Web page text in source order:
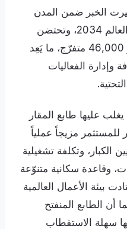
الخبر ضمن المدن
المستضيفة لبطولة كأس العالم 2034، وتحتضن
استاد أرامكو بسعة تتجاوز 46,000 متفرّج، ما يَعِد
الفعاليات
عليها طابع المقار
للمستثمر مزيجاً عملياً
الكبار، وتكلفة تشغيلية
وقاعدة سكانية متنوّعة
بيئة الأعمال العالمية
الطابع المنفتح
سهلة الاستقطاب